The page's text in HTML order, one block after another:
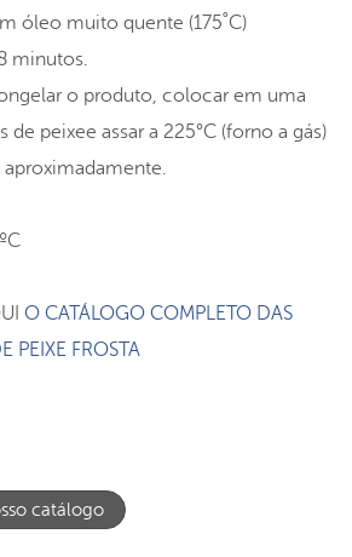
óleo muito quente (175˚C)
minutos.
o produto, colocar em uma
de peixee assar a 225°C (forno a gás)
O CATÁLOGO COMPLETO DAS
PEIXE FROSTA
catálogo